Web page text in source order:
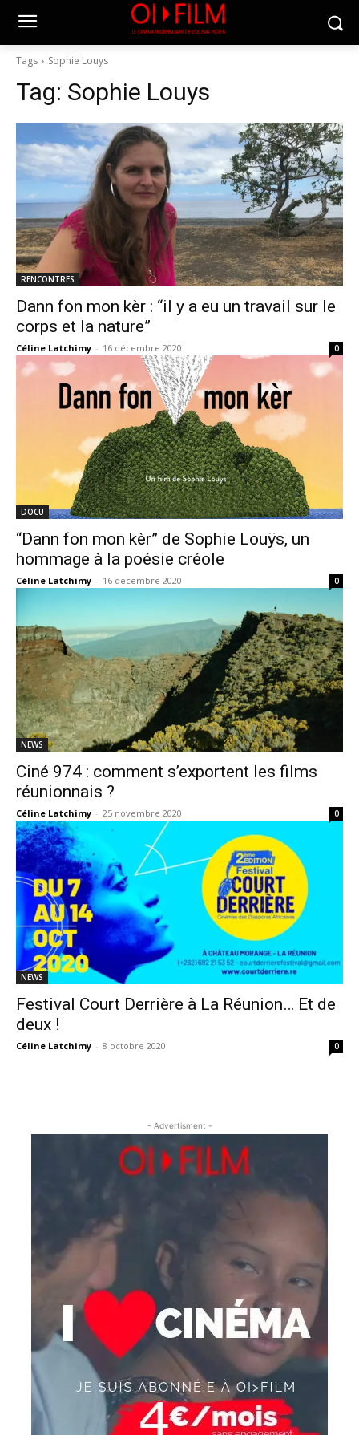
Tags Sophie Louys
Tag: Sophie Louys
RENCONTRES
Dann fon mon kèr : “il y a eu un travail sur le
corps et la nature”
Céline Latchimy - 16 décembre 2020 0
DOCU
“Dann fon mon kèr” de Sophie Louÿs, un
hommage à la poésie créole
Céline Latchimy - 16 décembre 2020 0
NEWS
Ciné 974 : comment s’exportent les films
réunionnais ?
Céline Latchimy - 25 novembre 2020 0
NEWS
Festival Court Derrière à La Réunion… Et de
deux !
Céline Latchimy - 8 octobre 2020 0
- Advertisment -